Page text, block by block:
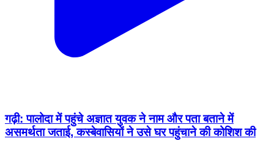
गढ़ी: पालोदा में पहुंचे अज्ञात युवक ने नाम और पता बताने में
असमर्थता जताई, कस्बेवासियों ने उसे घर पहुंचाने की कोशिश की